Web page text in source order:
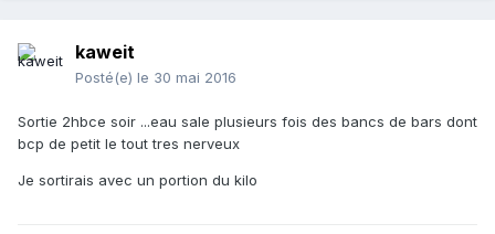
kaweit
Posté(e) le 30 mai 2016
Sortie 2hbce soir ...eau sale plusieurs fois des bancs de bars dont
bcp de petit le tout tres nerveux
Je sortirais avec un portion du kilo